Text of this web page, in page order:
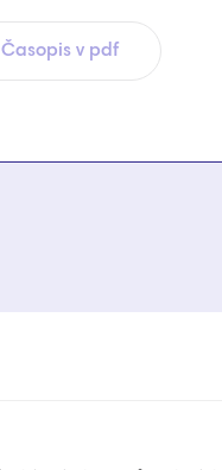
Časopis v pdf